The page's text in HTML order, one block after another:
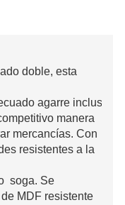
doble, esta
agarre incluso el
manera
mercancías. Con
resistentes a la
soga. Se
MDF resistente